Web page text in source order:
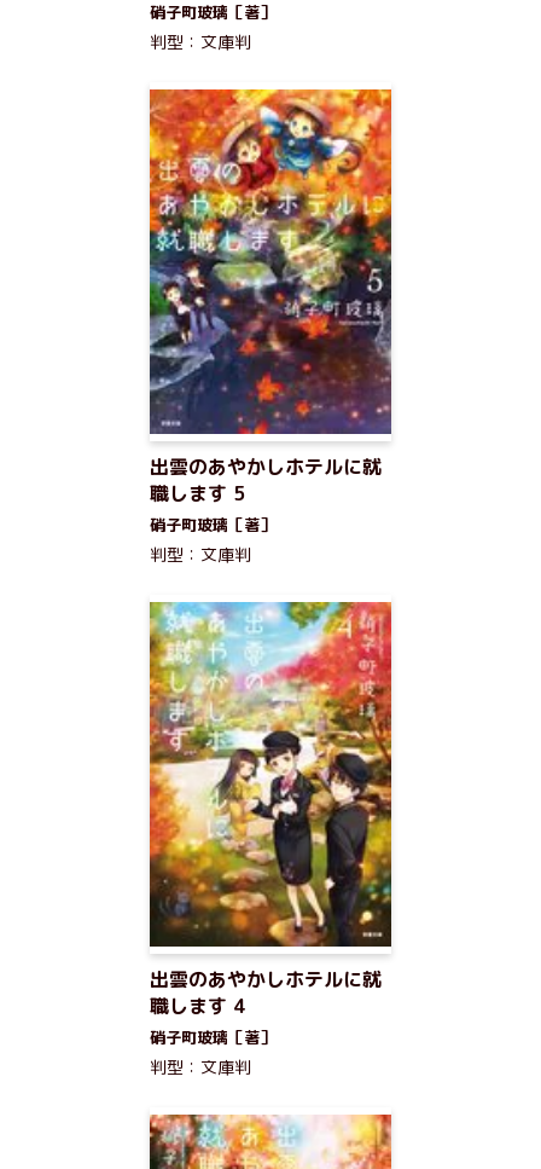
硝子町玻璃［著］
判型：文庫判
出雲のあやかしホテルに就
職します 5
硝子町玻璃［著］
判型：文庫判
出雲のあやかしホテルに就
職します 4
硝子町玻璃［著］
判型：文庫判